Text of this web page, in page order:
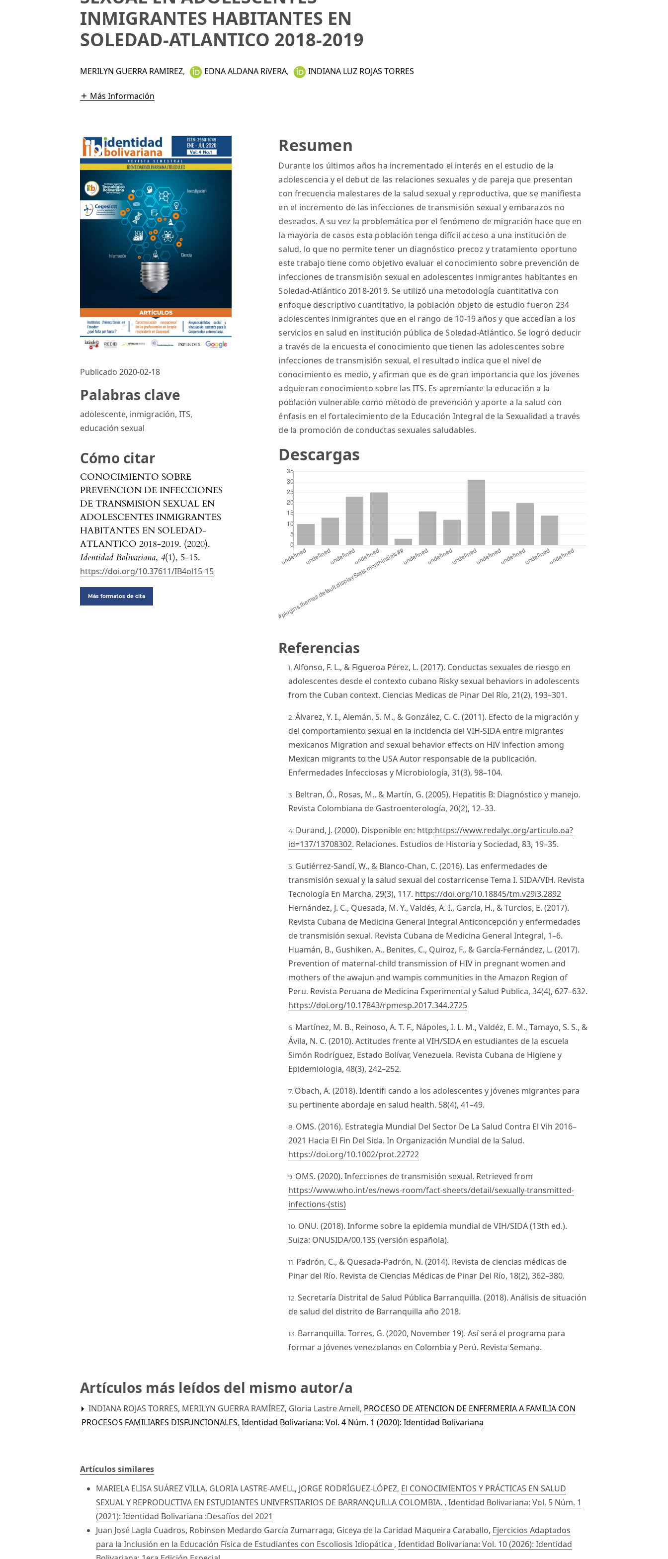
INMIGRANTES HABITANTES EN
SOLEDAD-ATLANTICO 2018-2019
MERILYN GUERRA RAMIREZ, EDNA ALDANA RiVERA, INDIANA LUZ ROJAS TORRES
Más Información
Publicado 2020-02-18
Palabras clave
adolescente, inmigración, ITS,
educación sexual
Cómo citar
CONOCIMIENTO SOBRE
PREVENCION DE INFECCIONES
DE TRANSMISION SEXUAL EN
ADOLESCENTES INMIGRANTES
HABITANTES EN SOLEDAD-
ATLANTICO 2018-2019. (2020).
Identidad Bolivariana, 4(1), 5-15.
https://doi.org/10.37611/IB4ol15-15
Más formatos de cita
Resumen
Durante los últimos años ha incrementado el interés en el estudio de la
adolescencia y el debut de las relaciones sexuales y de pareja que presentan
con frecuencia malestares de la salud sexual y reproductiva, que se maniﬁesta
en el incremento de las infecciones de transmisión sexual y embarazos no
deseados. A su vez la problemática por el fenómeno de migración hace que en
la mayoría de casos esta población tenga difícil acceso a una institución de
salud, lo que no permite tener un diagnóstico precoz y tratamiento oportuno
este trabajo tiene como objetivo evaluar el conocimiento sobre prevención de
infecciones de transmisión sexual en adolescentes inmigrantes habitantes en
Soledad-Atlántico 2018-2019. Se utilizó una metodología cuantitativa con
enfoque descriptivo cuantitativo, la población objeto de estudio fueron 234
adolescentes inmigrantes que en el rango de 10-19 años y que accedían a los
servicios en salud en institución pública de Soledad-Atlántico. Se logró deducir
a través de la encuesta el conocimiento que tienen las adolescentes sobre
infecciones de transmisión sexual, el resultado indica que el nivel de
conocimiento es medio, y aﬁrman que es de gran importancia que los jóvenes
adquieran conocimiento sobre las ITS. Es apremiante la educación a la
población vulnerable como método de prevención y aporte a la salud con
énfasis en el fortalecimiento de la Educación Integral de la Sexualidad a través
de la promoción de conductas sexuales saludables.
Descargas
Referencias
Alfonso, F. L., & Figueroa Pérez, L. (2017). Conductas sexuales de riesgo en
adolescentes desde el contexto cubano Risky sexual behaviors in adolescents
from the Cuban context. Ciencias Medicas de Pinar Del Río, 21(2), 193–301.
Álvarez, Y. I., Alemán, S. M., & González, C. C. (2011). Efecto de la migración y
del comportamiento sexual en la incidencia del VIH-SIDA entre migrantes
mexicanos Migration and sexual behavior eﬀects on HIV infection among
Mexican migrants to the USA Autor responsable de la publicación.
Enfermedades Infecciosas y Microbiología, 31(3), 98–104.
Beltran, Ó., Rosas, M., & Martín, G. (2005). Hepatitis B: Diagnóstico y manejo.
Revista Colombiana de Gastroenterología, 20(2), 12–33.
Durand, J. (2000). Disponible en: http:https://www.redalyc.org/articulo.oa?
id=137/13708302. Relaciones. Estudios de Historia y Sociedad, 83, 19–35.
Gutiérrez-Sandí, W., & Blanco-Chan, C. (2016). Las enfermedades de
transmisión sexual y la salud sexual del costarricense Tema I. SIDA/VIH. Revista
Tecnología En Marcha, 29(3), 117. https://doi.org/10.18845/tm.v29i3.2892
Hernández, J. C., Quesada, M. Y., Valdés, A. I., García, H., & Turcios, E. (2017).
Revista Cubana de Medicina General Integral Anticoncepción y enfermedades
de transmisión sexual. Revista Cubana de Medicina General Integral, 1–6.
Huamán, B., Gushiken, A., Benites, C., Quiroz, F., & García-Fernández, L. (2017).
Prevention of maternal-child transmission of HIV in pregnant women and
mothers of the awajun and wampis communities in the Amazon Region of
Peru. Revista Peruana de Medicina Experimental y Salud Publica, 34(4), 627–632.
https://doi.org/10.17843/rpmesp.2017.344.2725
Martínez, M. B., Reinoso, A. T. F., Nápoles, I. L. M., Valdéz, E. M., Tamayo, S. S., &
Ávila, N. C. (2010). Actitudes frente al VIH/SIDA en estudiantes de la escuela
Simón Rodríguez, Estado Bolívar, Venezuela. Revista Cubana de Higiene y
Epidemiologia, 48(3), 242–252.
Obach, A. (2018). Identiﬁ cando a los adolescentes y jóvenes migrantes para
su pertinente abordaje en salud health. 58(4), 41–49.
OMS. (2016). Estrategia Mundial Del Sector De La Salud Contra El Vih 2016–
2021 Hacia El Fin Del Sida. In Organización Mundial de la Salud.
https://doi.org/10.1002/prot.22722
OMS. (2020). Infecciones de transmisión sexual. Retrieved from
https://www.who.int/es/news-room/fact-sheets/detail/sexually-transmitted-
infections-(stis)
ONU. (2018). Informe sobre la epidemia mundial de VIH/SIDA (13th ed.).
Suiza: ONUSIDA/00.13S (versión española).
Padrón, C., & Quesada-Padrón, N. (2014). Revista de ciencias médicas de
Pinar del Río. Revista de Ciencias Médicas de Pinar Del Río, 18(2), 362–380.
Secretaría Distrital de Salud Pública Barranquilla. (2018). Análisis de situación
de salud del distrito de Barranquilla año 2018.
Barranquilla. Torres, G. (2020, November 19). Así será el programa para
formar a jóvenes venezolanos en Colombia y Perú. Revista Semana.
Artículos más leídos del mismo autor/a
INDIANA ROJAS TORRES, MERILYN GUERRA RAMÍREZ, Gloria Lastre Amell, PROCESO DE ATENCION DE ENFERMERIA A FAMILIA CON
PROCESOS FAMILIARES DISFUNCIONALES,Identidad Bolivariana: Vol. 4 Núm. 1 (2020): Identidad Bolivariana
Artículos similares
MARIELA ELISA SUÁREZ VILLA, GLORIA LASTRE-AMELL, JORGE RODRÍGUEZ-LÓPEZ, El CONOCIMIENTOS Y PRÁCTICAS EN SALUD
SEXUAL Y REPRODUCTIVA EN ESTUDIANTES UNIVERSITARIOS DE BARRANQUILLA COLOMBIA. ,Identidad Bolivariana: Vol. 5 Núm. 1
(2021): Identidad Bolivariana :Desafíos del 2021
Juan José Lagla Cuadros, Robinson Medardo García Zumarraga, Giceya de la Caridad Maqueira Caraballo, Ejercicios Adaptados
para la Inclusión en la Educación Física de Estudiantes con Escoliosis Idiopática ,Identidad Bolivariana: Vol. 10 (2026): Identidad